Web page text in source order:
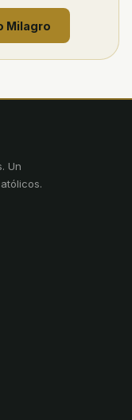
Milagro
. Un